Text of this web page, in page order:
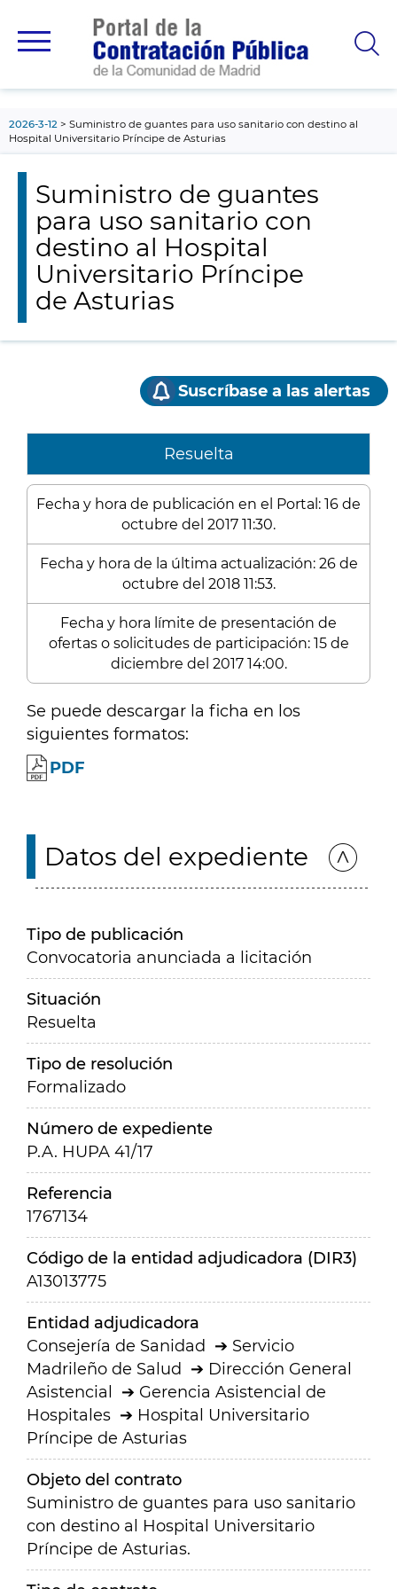
principal
2026-3-12
Suministro de guantes para uso sanitario con destino al
Hospital Universitario Príncipe de Asturias
Suministro de guantes
para uso sanitario con
destino al Hospital
Universitario Príncipe
de Asturias
Suscríbase a las alertas
Resuelta
Fecha y hora de publicación en el Portal: 16 de
octubre del 2017 11:30.
Fecha y hora de la última actualización: 26 de
octubre del 2018 11:53.
Fecha y hora límite de presentación de
ofertas o solicitudes de participación: 15 de
diciembre del 2017 14:00.
Se puede descargar la ficha en los
siguientes formatos:
PDF
Datos del expediente
Tipo de publicación
Convocatoria anunciada a licitación
Situación
Resuelta
Tipo de resolución
Formalizado
Número de expediente
P.A. HUPA 41/17
Referencia
1767134
Código de la entidad adjudicadora (DIR3)
A13013775
Entidad adjudicadora
Consejería de Sanidad
Servicio
Madrileño de Salud
Dirección General
Asistencial
Gerencia Asistencial de
Hospitales
Hospital Universitario
Príncipe de Asturias
Objeto del contrato
Suministro de guantes para uso sanitario
con destino al Hospital Universitario
Príncipe de Asturias.